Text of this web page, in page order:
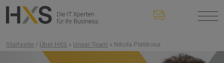
Startseite / Über HXS » Unser Team » Nikola Pletikosa